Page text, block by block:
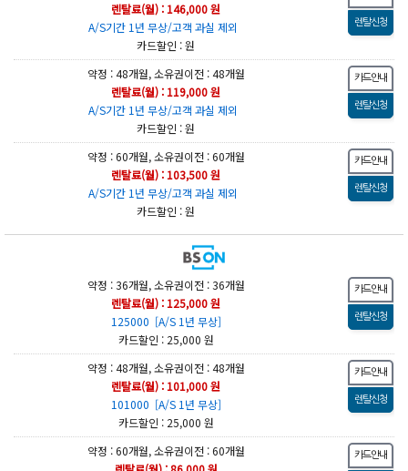
렌탈료(월) : 146,000 원
A/S기간 1년 무상/고객 과실 제외
카드할인 : 원
약정 : 48개월, 소유권이전 : 48개월
렌탈료(월) : 119,000 원
A/S기간 1년 무상/고객 과실 제외
카드할인 : 원
약정 : 60개월, 소유권이전 : 60개월
렌탈료(월) : 103,500 원
A/S기간 1년 무상/고객 과실 제외
카드할인 : 원
약정 : 36개월, 소유권이전 : 36개월
렌탈료(월) : 125,000 원
125000 [A/S 1년 무상]
카드할인 : 25,000 원
약정 : 48개월, 소유권이전 : 48개월
렌탈료(월) : 101,000 원
101000 [A/S 1년 무상]
카드할인 : 25,000 원
약정 : 60개월, 소유권이전 : 60개월